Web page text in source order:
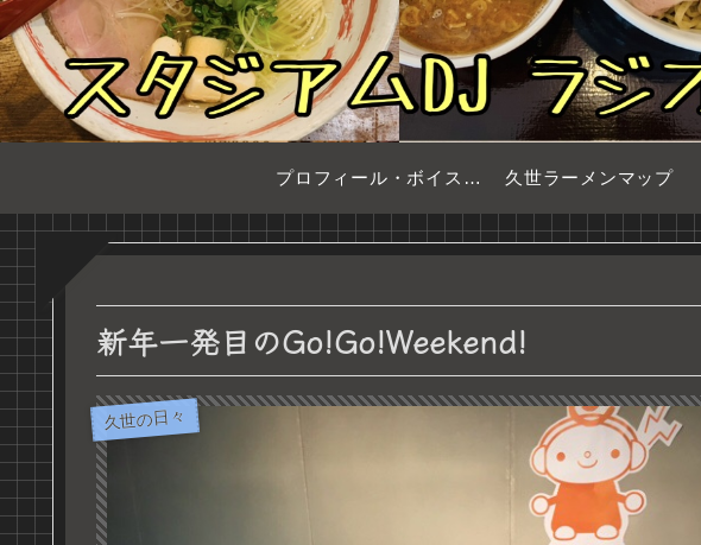
プロフィール・ボイスサンプル 久世ラーメンマップ
新年一発目のGo!Go!Weekend!
久世の日々